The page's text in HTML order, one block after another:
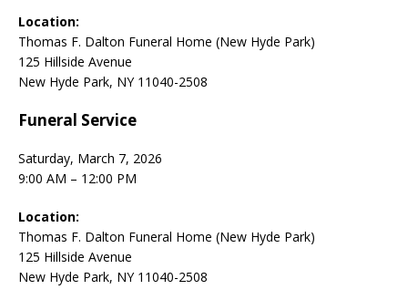
Location:
Thomas F. Dalton Funeral Home (New Hyde Park)
125 Hillside Avenue
New Hyde Park, NY 11040-2508
Funeral Service
Saturday, March 7, 2026
9:00 AM – 12:00 PM
Location:
Thomas F. Dalton Funeral Home (New Hyde Park)
125 Hillside Avenue
New Hyde Park, NY 11040-2508